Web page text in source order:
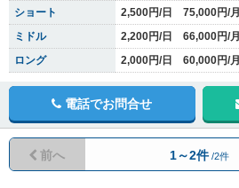
ショート
2,500円/日 75,000円/月
ミドル
2,200円/日 66,000円/月
ロング
2,000円/日 60,000円/月
電話でお問合せ
前へ 1～2件 /2件